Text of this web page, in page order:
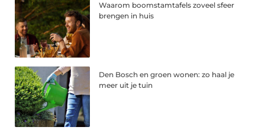
Waarom boomstamtafels zoveel sfeer
brengen in huis
Den Bosch en groen wonen: zo haal je
meer uit je tuin